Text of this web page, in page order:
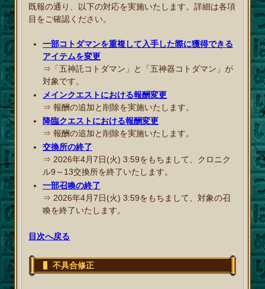
既報の通り、以下の対応を実施いたします。詳細は各項
目をご確認ください。
一部コトダマンを重複して入手した際に獲得できる
アイテムを変更
⇒「五神託コトダマン」と「五神器コトダマン」が
対象です。
メインクエストにおける報酬変更
⇒ 報酬の追加と削除を実施いたします。
降臨クエストにおける報酬変更
⇒ 報酬の追加と削除を実施いたします。
交換所の終了
⇒ 2026年4月7日(火) 3:59をもちまして、クロニク
ル9～13交換所を終了いたします。
一部召喚の終了
⇒ 2026年4月7日(火) 3:59をもちまして、対象の召
喚を終了いたします。
目次へ戻る
不具合修正